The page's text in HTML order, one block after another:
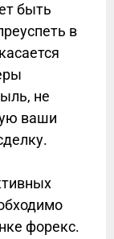
быть
в
не
ваши
форекс.